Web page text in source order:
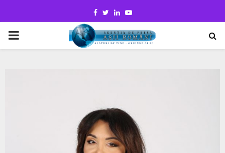
Facebook
TwitterLinkedinYoutube
PRIMARY